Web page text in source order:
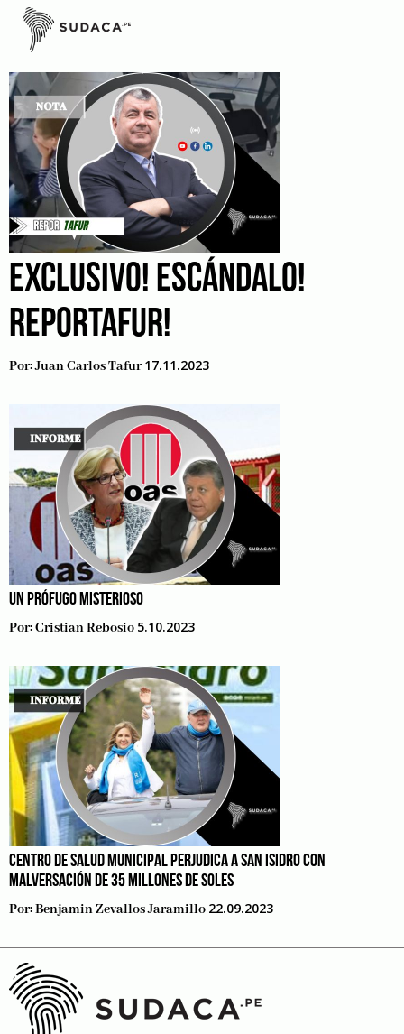
Skip
contentEscándalo
EXCLUSIVO! ESCÁNDALO!
REPORTAFUR!
Por:Juan Carlos Tafur 17.11.2023
UN PRÓFUGO MISTERIOSO
Por:Cristian Rebosio 5.10.2023
CENTRO DE SALUD MUNICIPAL PERJUDICA A SAN ISIDRO CON
MALVERSACIÓN DE 35 MILLONES DE SOLES
Por:Benjamin Zevallos Jaramillo 22.09.2023